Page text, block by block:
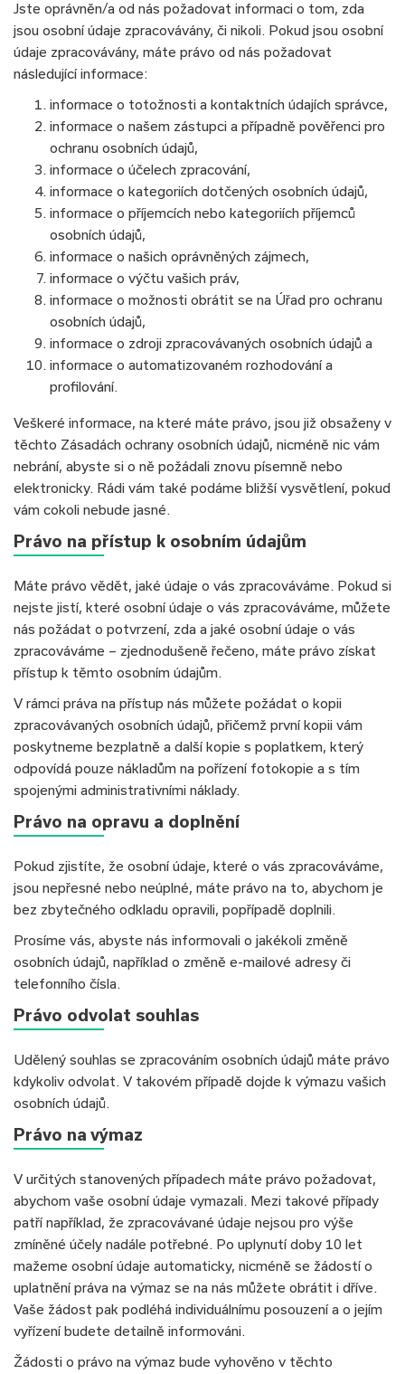
Jste oprávněn/a od nás požadovat informaci o tom, zda
jsou osobní údaje zpracovávány, či nikoli. Pokud jsou osobní
údaje zpracovávány, máte právo od nás požadovat
následující informace:
informace o totožnosti a kontaktních údajích správce,
informace o našem zástupci a případně pověřenci pro
ochranu osobních údajů,
informace o účelech zpracování,
informace o kategoriích dotčených osobních údajů,
informace o příjemcích nebo kategoriích příjemců
osobních údajů,
informace o našich oprávněných zájmech,
informace o výčtu vašich práv,
informace o možnosti obrátit se na Úřad pro ochranu
osobních údajů,
informace o zdroji zpracovávaných osobních údajů a
informace o automatizovaném rozhodování a
profilování.
Veškeré informace, na které máte právo, jsou již obsaženy v
těchto Zásadách ochrany osobních údajů, nicméně nic vám
nebrání, abyste si o ně požádali znovu písemně nebo
elektronicky. Rádi vám také podáme bližší vysvětlení, pokud
vám cokoli nebude jasné.
Právo na přístup k osobním údajům
Máte právo vědět, jaké údaje o vás zpracováváme. Pokud si
nejste jistí, které osobní údaje o vás zpracováváme, můžete
nás požádat o potvrzení, zda a jaké osobní údaje o vás
zpracováváme – zjednodušeně řečeno, máte právo získat
přístup k těmto osobním údajům.
V rámci práva na přístup nás můžete požádat o kopii
zpracovávaných osobních údajů, přičemž první kopii vám
poskytneme bezplatně a další kopie s poplatkem, který
odpovídá pouze nákladům na pořízení fotokopie a s tím
spojenými administrativními náklady.
Právo na opravu a doplnění
Pokud zjistíte, že osobní údaje, které o vás zpracováváme,
jsou nepřesné nebo neúplné, máte právo na to, abychom je
bez zbytečného odkladu opravili, popřípadě doplnili.
Prosíme vás, abyste nás informovali o jakékoli změně
osobních údajů, například o změně e-mailové adresy či
telefonního čísla.
Právo odvolat souhlas
Udělený souhlas se zpracováním osobních údajů máte právo
kdykoliv odvolat. V takovém případě dojde k výmazu vašich
osobních údajů.
Právo na výmaz
V určitých stanovených případech máte právo požadovat,
abychom vaše osobní údaje vymazali. Mezi takové případy
patří například, že zpracovávané údaje nejsou pro výše
zmíněné účely nadále potřebné. Po uplynutí doby 10 let
mažeme osobní údaje automaticky, nicméně se žádostí o
uplatnění práva na výmaz se na nás můžete obrátit i dříve.
Vaše žádost pak podléhá individuálnímu posouzení a o jejím
vyřízení budete detailně informováni.
Žádosti o právo na výmaz bude vyhověno v těchto